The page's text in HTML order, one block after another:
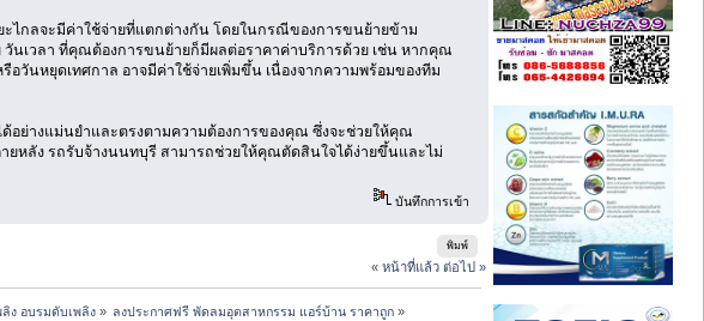
ะไกลจะมีค่าใช้จ่ายที่แตกต่างกัน โดยในกรณีของการขนย้ายข้าม
นเวลา ที่คุณต้องการขนย้ายก็มีผลต่อราคาค่าบริการด้วย เช่น หากคุณ
วันหยุดเทศกาล อาจมีค่าใช้จ่ายเพิ่มขึ้น เนื่องจากความพร้อมของทีม
อย่างแม่นยำและตรงตามความต้องการของคุณ ซึ่งจะช่วยให้คุณ
ยหลัง รถรับจ้างนนทบุรี สามารถช่วยให้คุณตัดสินใจได้ง่ายขึ้นและไม่
บันทึกการเข้า
พิมพ์
« หน้าที่แล้ว ต่อไป »
ง อบรมดับเพลิง» ลงประกาศฟรี พัดลมอุตสาหกรรม แอร์บ้าน ราคาถูก»